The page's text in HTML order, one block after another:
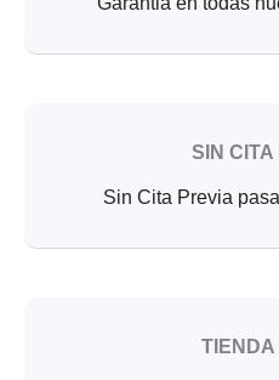
SIN CITA
Sin Cita Previa
TIENDA